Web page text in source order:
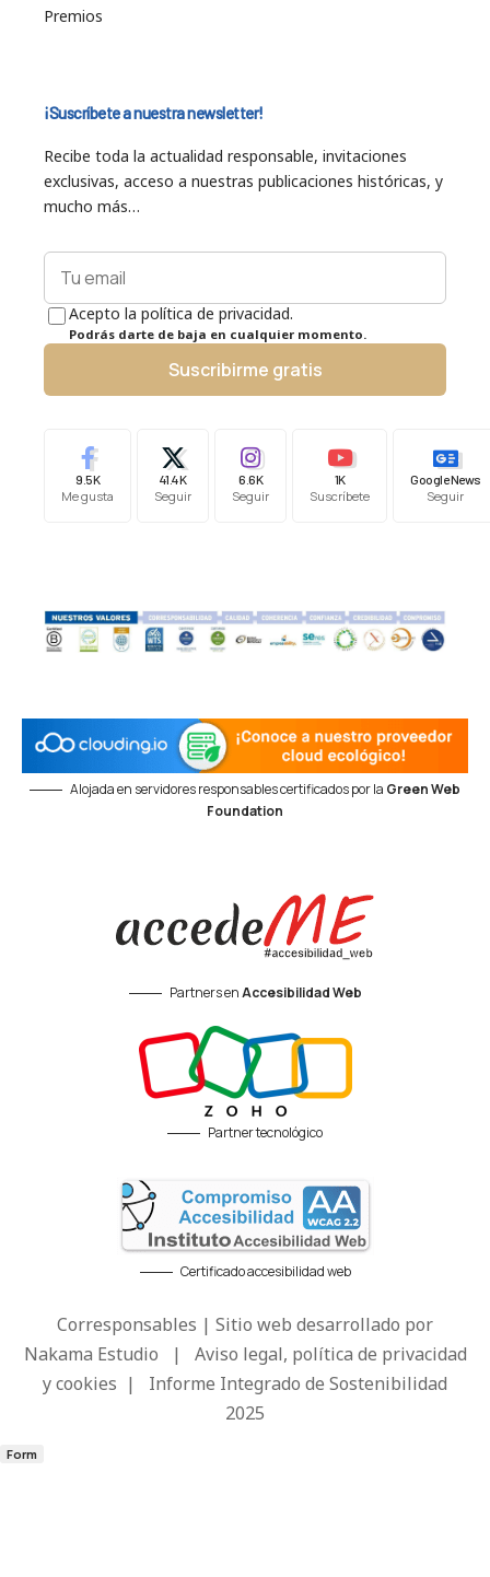
Premios
¡Suscríbete a nuestra newsletter!
Recibe toda la actualidad responsable, invitaciones
exclusivas, acceso a nuestras publicaciones históricas, y
mucho más…
Acepto la política de privacidad.
Podrás darte de baja en cualquier momento.
Suscribirme gratis
9.5K
Me gusta
41.4K
Seguir
6.6K
Seguir
1K
Suscríbete
Google News
Seguir
Alojada en servidores responsables certificados por la Green Web
Foundation
Partners enAccesibilidad Web
Partner tecnológico
Certificado accesibilidad web
Corresponsables | Sitio web desarrollado por
Nakama Estudio | Aviso legal, política de privacidad
y cookies | Informe Integrado de Sostenibilidad
2025
Form